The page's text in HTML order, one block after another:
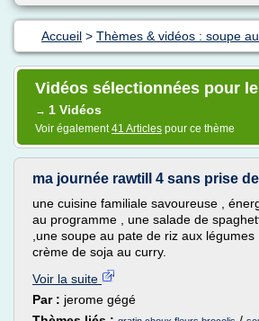
Accueil > Thèmes & vidéos : soupe
Vidéos sélectionnées pour
→ 1 Vidéos
Voir également41 Articles pour ce thème
ma journée rawtill 4 sans prise
une cuisine familiale savoureuse ,
au programme , une salade de
,une soupe au pate de riz aux
crème de soja au curry.
Voir la suite
Par : jerome gégé